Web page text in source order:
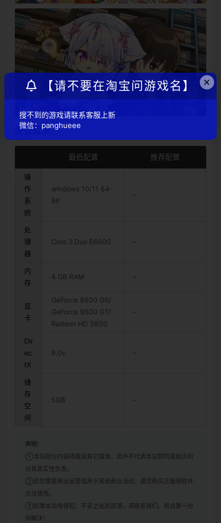
配置需求
最低配置 推荐配置
操
作
系
统
windows 10/11 64-
Bit
–
处
理
器
Core 2 Duo E6600 –
内
存
4 GB RAM –
显
卡
GeForce 8800 GS/
GeForce 9600 GT/
Radeon HD 3850
–
Dir
ec
tX
9.0c –
储
存
空
间
5GB –
声明：
①本站部分内容转载自其它媒体，但并不代表本站赞同其观点和
对其真实性负责。
②若您需要商业运营或用于其他商业活动，请您购买正版授权并
合法使用。
③如果本站有侵犯、不妥之处的资源，请联系我们。将会第一时
间解决！
×
【请不要在淘宝问游戏名】
搜不到的游戏请联系客服上新
微信：panghueee